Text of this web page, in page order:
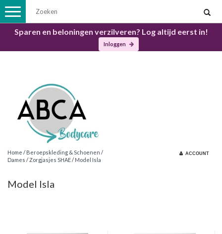
Sparen en beloningen verzilveren? Log altijd eerst in!
Inloggen
Toggle
navigation
Home / Beroepskleding & Schoenen /
Dames /Zorgjasjes SHAE/ Model Isla
ACCOUNT
Model Isla